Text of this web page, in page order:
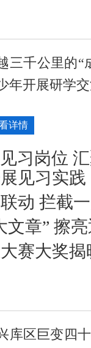
三千公里的
年开展研学
详情
习岗位
见习实践
动 拦截
章” 擦
赛大奖揭
库区巨变四